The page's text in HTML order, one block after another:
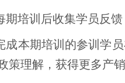
期培训后收集学员反
成本期培训的参训学
策理解，获得更多产销